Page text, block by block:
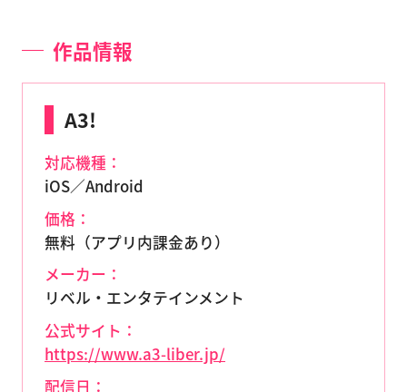
作品情報
A3!
対応機種：
iOS／Android
価格：
無料（アプリ内課金あり）
メーカー：
リベル・エンタテインメント
公式サイト：
https://www.a3-liber.jp/
配信日：